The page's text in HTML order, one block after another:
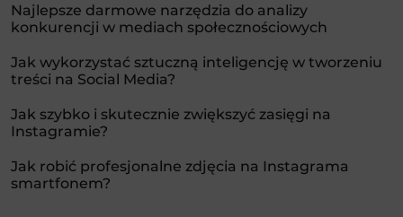
Najlepsze darmowe narzędzia do analizy
konkurencji w mediach społecznościowych
Jak wykorzystać sztuczną inteligencję w tworzeniu
treści na Social Media?
Jak szybko i skutecznie zwiększyć zasięgi na
Instagramie?
Jak robić profesjonalne zdjęcia na Instagrama
smartfonem?